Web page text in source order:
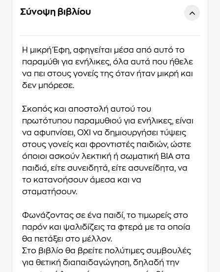
Σύνοψη βιβλίου
Η μικρή Έφη, αφηγείται μέσα από αυτό το
παραμύθι για ενήλικες, όλα αυτά που ήθελε
να πει στους γονείς της όταν ήταν μικρή και
δεν μπόρεσε.
Σκοπός και αποστολή αυτού του
πρωτότυπου παραμυθιού για ενήλικες, είναι
να αφυπνίσει, ΟΧΙ να δημιουργήσει τύψεις
στους γονείς και φροντιστές παιδιών, ώστε
όποιοι ασκούν λεκτική ή σωματική ΒΙΑ στα
παιδιά, είτε συνειδητά, είτε ασυνείδητα, να
το κατανοήσουν άμεσα και να
σταματήσουν.
Φωνάζοντας σε ένα παιδί, το τιμωρείς στο
παρόν και ψαλιδίζεις τα φτερά με τα οποία
θα πετάξει στο μέλλον.
Στο βιβλίο θα βρείτε πολύτιμες συμβουλές
για θετική διαπαιδαγώγηση, δηλαδή την